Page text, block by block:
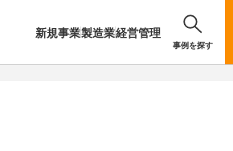
新規事業製造業経営管理
事例を探す